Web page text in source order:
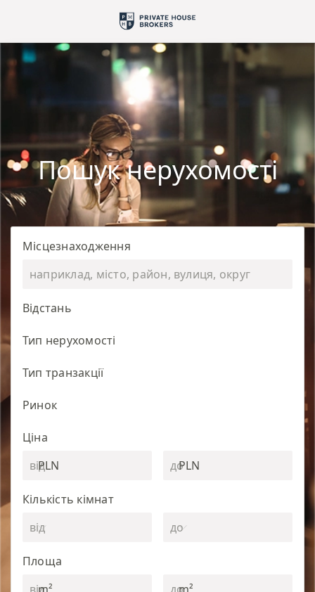
Пошук нерухомості
Місцезнаходження
Відстань
Тип нерухомості
Тип транзакції
Ринок
Ціна
PLN
PLN
Кількість кімнат
Площа